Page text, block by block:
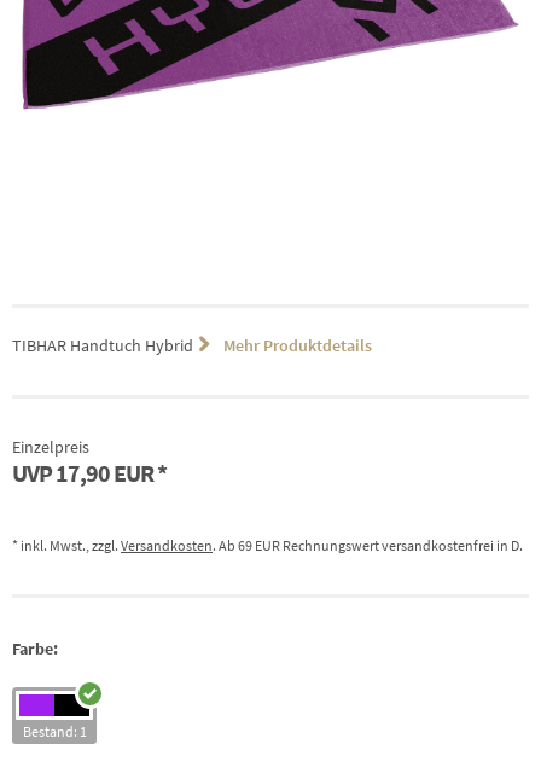
TIBHAR Handtuch Hybrid Mehr Produktdetails
Einzelpreis
UVP17,90 EUR
* inkl. Mwst., zzgl. Versandkosten. Ab 69 EUR Rechnungswert versandkostenfrei in D.
Farbe:
Bestand: 1